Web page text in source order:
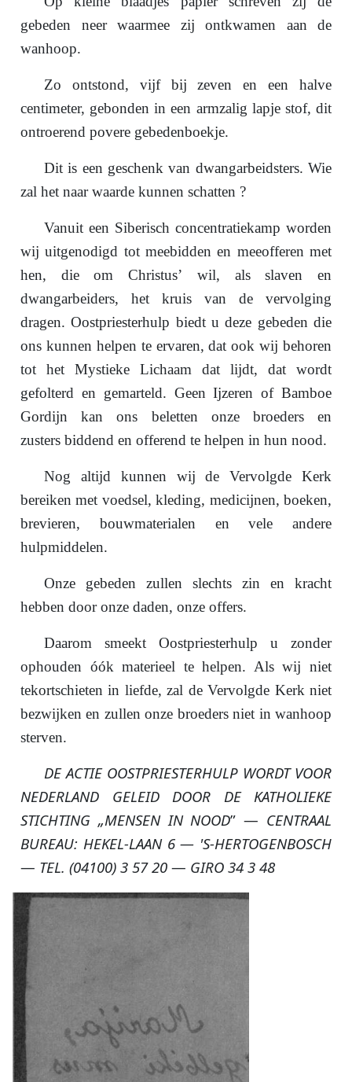
gebeden neer waarmee zij ontkwamen aan de
wanhoop.
Zo ontstond, vijf bij zeven en een halve
centimeter, gebonden in een armzalig lapje stof, dit
ontroerend povere gebedenboekje.
Dit is een geschenk van dwangarbeidsters. Wie
zal het naar waarde kunnen schatten ?
Vanuit een Siberisch concentratiekamp worden
wij uitgenodigd tot meebidden en meeofferen met
hen, die om Christus’ wil, als slaven en
dwangarbeiders, het kruis van de vervolging
dragen. Oostpriesterhulp biedt u deze gebeden die
ons kunnen helpen te ervaren, dat ook wij behoren
tot het Mystieke Lichaam dat lijdt, dat wordt
gefolterd en gemarteld. Geen Ijzeren of Bamboe
Gordijn kan ons beletten onze broeders en
zusters biddend en offerend te helpen in hun nood.
Nog altijd kunnen wij de Vervolgde Kerk
bereiken met voedsel, kleding, medicijnen, boeken,
brevieren, bouwmaterialen en vele andere
hulpmiddelen.
Onze gebeden zullen slechts zin en kracht
hebben door onze daden, onze offers.
Daarom smeekt Oostpriesterhulp u zonder
ophouden óók materieel te helpen. Als wij niet
tekortschieten in liefde, zal de Vervolgde Kerk niet
bezwijken en zullen onze broeders niet in wanhoop
sterven.
DE ACTIE OOSTPRIESTERHULP WORDT VOOR
NEDERLAND GELEID DOOR DE KATHOLIEKE
STICHTING „MENSEN IN NOOD” — CENTRAAL
BUREAU: HEKEL-LAAN 6 — 'S-HERTOGENBOSCH
— TEL. (04100) 3 57 20 — GIRO 34 3 48